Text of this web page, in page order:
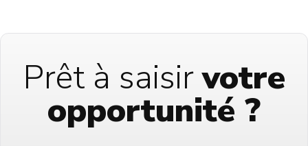
Prêt à saisirvotre
opportunité ?